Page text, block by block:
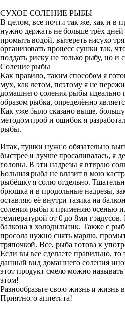
СУХОЕ СОЛЕНИЕ РЫБЫ
В целом, все почти так же, как и в
нужно держать не больше трёх
промыть водой, вытереть насухо
организовать процесс сушки так,
поддать риску не только рыбу, но и
Соление рыбы
Как правило, таким способом я
мух, как летом, поэтому я не
домашнего соления рыбы идеально
образом рыбка, определённо
Как уже было сказано выше,
методом проб и ошибок я
рыбы.
Итак, тушки нужно обязательно
быстрее и лучше просаливалась, я
головы. В эти надрезы я втираю
Большая рыба не влазит в мою
рыбёшку я солю отдельно.
брюшка и в продольные надрезы,
оставляю её внутри тазика на
соления рыбы я применяю осенью
температурой от 0 до 8ми
балкона в холодильник. Также с
просола нужно снять марлю,
тряпочкой. Все, рыба готова к
Если вы все сделаете правильно,
данный вид домашнего соления
этот продукт смело можно
этом!
Разнообразьте свою жизнь и
Приятного аппетита!